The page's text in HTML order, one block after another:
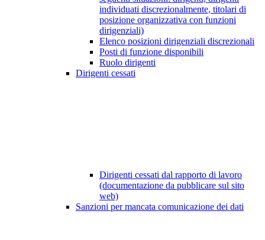
individuati discrezionalmente, titolari di
posizione organizzativa con funzioni
dirigenziali)
Elenco posizioni dirigenziali discrezionali
Posti di funzione disponibili
Ruolo dirigenti
Dirigenti cessati
Dirigenti cessati dal rapporto di lavoro
(documentazione da pubblicare sul sito
web)
Sanzioni per mancata comunicazione dei dati